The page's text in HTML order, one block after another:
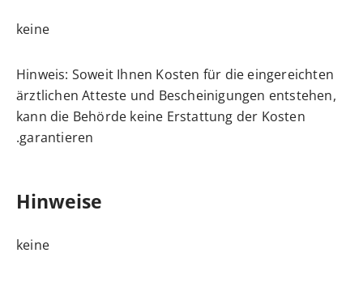
keine
Hinweis: Soweit Ihnen Kosten für die eingereichten
ärztlichen Atteste und Bescheinigungen entstehen,
kann die Behörde keine Erstattung der Kosten
garantieren.
Hinweise
keine